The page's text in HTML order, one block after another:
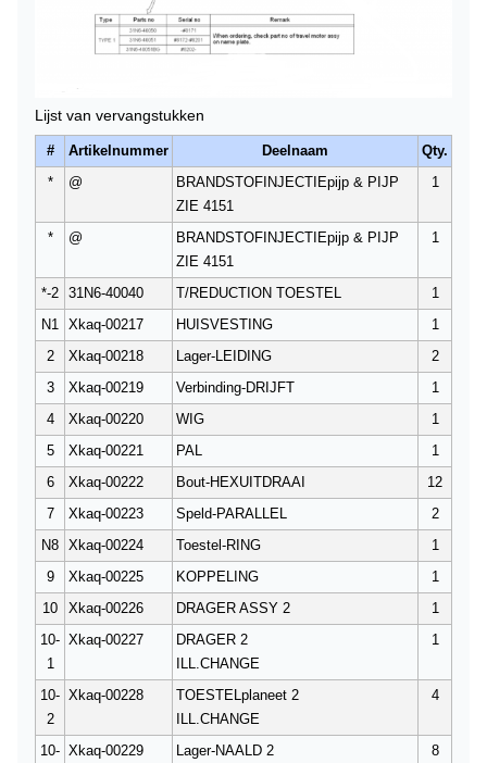
Lijst van vervangstukken
# Artikelnummer Deelnaam
Qty.
*
@
BRANDSTOFINJECTIEpijp & PIJP
ZIE 4151
1
* @
BRANDSTOFINJECTIEpijp & PIJP
ZIE 4151
1
*-2 31N6-40040 T/REDUCTION TOESTEL
1
N1
Xkaq-00217 HUISVESTING
1
2
Xkaq-00218 Lager-LEIDING
2
3
Xkaq-00219 Verbinding-DRIJFT
1
4
Xkaq-00220 WIG
1
5
Xkaq-00221 PAL
1
6
Xkaq-00222 Bout-HEXUITDRAAI
12
7
Xkaq-00223 Speld-PARALLEL
2
N8 Xkaq-00224 Toestel-RING
1
9
Xkaq-00225 KOPPELING
1
10
Xkaq-00226 DRAGER ASSY 2
1
10-
1
Xkaq-00227
DRAGER 2
ILL.CHANGE
1
10-
2
Xkaq-00228
TOESTELplaneet 2
ILL.CHANGE
4
10- Xkaq-00229 Lager-NAALD 2 8